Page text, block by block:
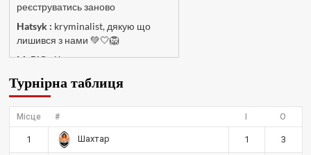
реєструватись заново
Hatsyk : kryminalist, дякую що
лишився з нами 💚🤍🦁
MaRiO :Чат потрохи оживає, то
MaRiO :
Знов у клубі бардак...
Hatsyk :
Все буде добре
Torsida_LEMBERG_1963 :
привіт, знову з вами)
Турнірна таблиця
Місце # О
1 Шахтар 1 3